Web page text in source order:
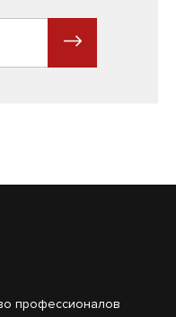
профессионалов